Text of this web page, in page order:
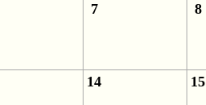
7 8
14 15